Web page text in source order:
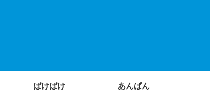
ばけばけ あんぱん